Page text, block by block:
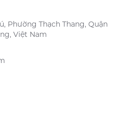
Phường Thạch Thang, Quận
Việt Nam